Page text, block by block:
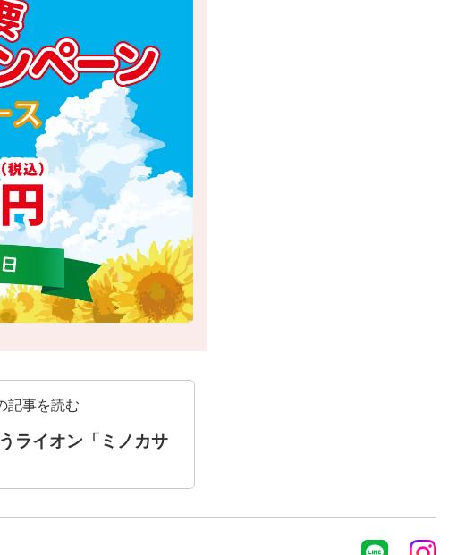
記事を読む
ライオン「ミノカサ